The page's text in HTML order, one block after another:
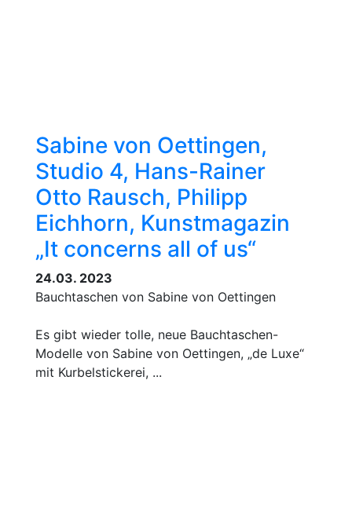
Sabine von Oettingen,
Studio 4, Hans-Rainer
Otto Rausch, Philipp
Eichhorn, Kunstmagazin
„It concerns all of us“
24.03. 2023
Bauchtaschen von Sabine von Oettingen
Es gibt wieder tolle, neue Bauchtaschen-
Modelle von Sabine von Oettingen, „de Luxe“
mit Kurbelstickerei, ...